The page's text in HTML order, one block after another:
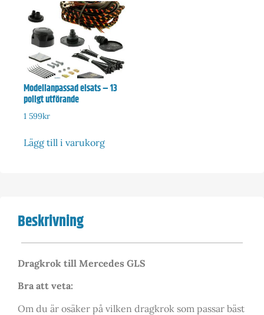
Modellanpassad elsats – 13
poligt utförande
1 599kr
Lägg till i varukorg
Beskrivning
Dragkrok till Mercedes GLS
Bra att veta:
Om du är osäker på vilken dragkrok som passar bäst